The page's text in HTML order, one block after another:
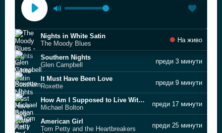
Nights in White Satin
The Moody Blues
На живо
Southern Nights
Glen Campbell
преди 3 минути
It Must Have Been Love
Roxette
преди 9 минути
How Am I Supposed to Live Without You
Michael Bolton
преди 17 минути
American Girl
Tom Petty and the Heartbreakers
преди 25 минути